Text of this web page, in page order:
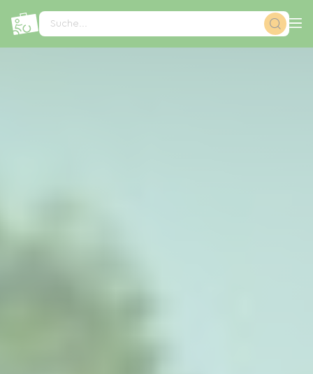
Suche...
Cookie-Einstellungen